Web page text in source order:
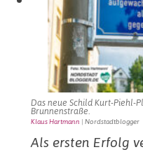
Das neue Schild Kurt-Piehl-
Brunnenstraße.
Klaus Hartmann | Nordstadtblogger
Als ersten Erfolg